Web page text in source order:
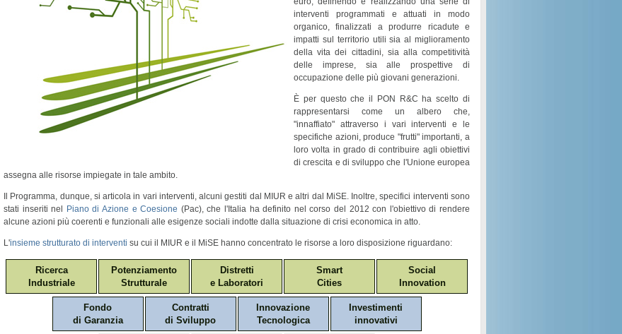
interventi programmati e attuati in modo
organico, finalizzati a produrre ricadute e
impatti sul territorio utili sia al miglioramento
della vita dei cittadini, sia alla competitività
delle imprese, sia alle prospettive di
occupazione delle più giovani generazioni.
È per questo che il PON R&C ha scelto di
rappresentarsi come un albero che,
"innaffiato" attraverso i variinterventi e le
specifiche azioni, produce "frutti" importanti, a
loro volta in grado di contribuire agli obiettivi
dicrescita e di sviluppo che l'Unione europea
assegna alle risorse impiegate in tale ambito.
Il Programma, dunque, si articola in vari interventi, alcuni gestiti dal MIUR e altri dal MiSE. Inoltre, specifici interventi sono
stati inseriti nel Piano di Azione e Coesione (Pac), che l'Italia ha definito nel corso del 2012 con l'obiettivo di rendere
alcune azioni più coerenti e funzionali alle esigenze sociali indotte dalla situazione di crisi economica in atto.
L'insieme strutturato di interventi su cui il MIUR e il MiSE hanno concentrato le risorse a loro disposizione riguardano:
Ricerca
Industriale
Potenziamento
Strutturale
Distretti
e Laboratori
Smart
Cities
Social
Innovation
Fondo
di Garanzia
Contratti
di Sviluppo
Innovazione
Tecnologica
Investimenti
innovativi